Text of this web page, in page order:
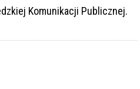
Komunikacji Publicznej.